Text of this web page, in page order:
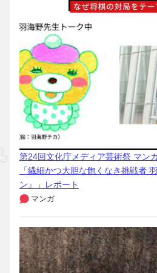
第24回文化庁メディア芸術祭 マン
「繊細かつ大胆な飽くなき挑戦者
ン』」レポート
マンガ